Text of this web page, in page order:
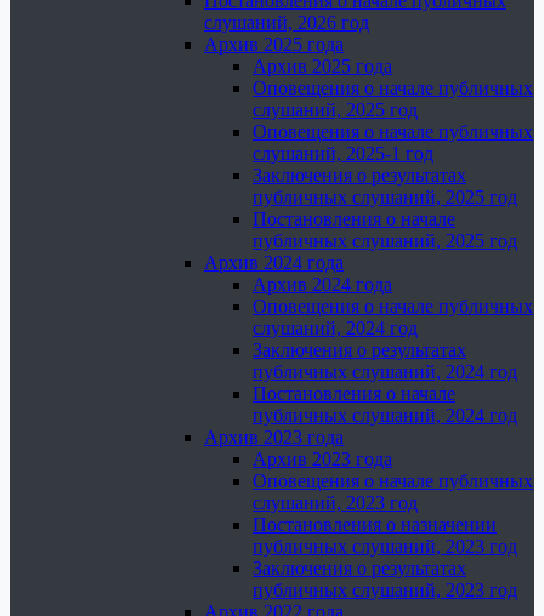
слушаний, 2026 год
Архив 2025 года
Архив 2025 года
Оповещения о начале публичных
слушаний, 2025 год
Оповещения о начале публичных
слушаний, 2025-1 год
Заключения о результатах
публичных слушаний, 2025 год
Постановления о начале
публичных слушаний, 2025 год
Архив 2024 года
Архив 2024 года
Оповещения о начале публичных
слушаний, 2024 год
Заключения о результатах
публичных слушаний, 2024 год
Постановления о начале
публичных слушаний, 2024 год
Архив 2023 года
Архив 2023 года
Оповещения о начале публичных
слушаний, 2023 год
Постановления о назначении
публичных слушаний, 2023 год
Заключения о результатах
публичных слушаний, 2023 год
Архив 2022 года